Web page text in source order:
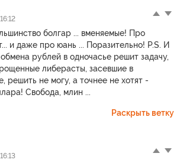
болгар ... вменяемые! Про
и даже про юань ... Поразительно! P.S. И
рублей в одночасье решит задачу,
либерасты, засевшие в
решить не могу, а точнее не хотят -
Свобода, млин ...
Раскрыть ветку